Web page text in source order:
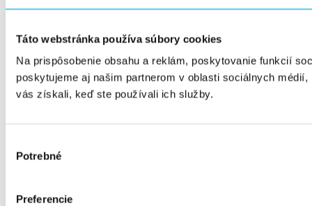
Táto webstránka používa súbory cookies
Na prispôsobenie obsahu a reklám, poskytovanie funkcií
poskytujeme aj našim partnerom v oblasti sociálnych
vás získali, keď ste používali ich služby.
súhlasu
Potrebné
Preferencie